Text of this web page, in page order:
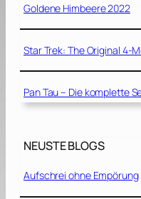
Goldene Himbeere 2022
Star Trek: The Original 4-
Pan Tau – Die komplette
NEUSTE BLOGS
Aufschrei ohne Empörung